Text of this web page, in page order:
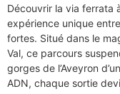
Découvrir la via ferrata
expérience unique
fortes. Situé dans le
Val, ce parcours
gorges de l’Aveyron
ADN, chaque sortie